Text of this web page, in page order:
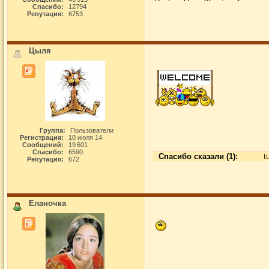
Спасибо:
12794
Репутация:
6753
Цыля
Группа:
Пользователи
Регистрация:
10 июля 14
Сообщений:
19 601
Спасибо:
6590
Репутация:
672 Спасибо сказали (1):
Еланочка